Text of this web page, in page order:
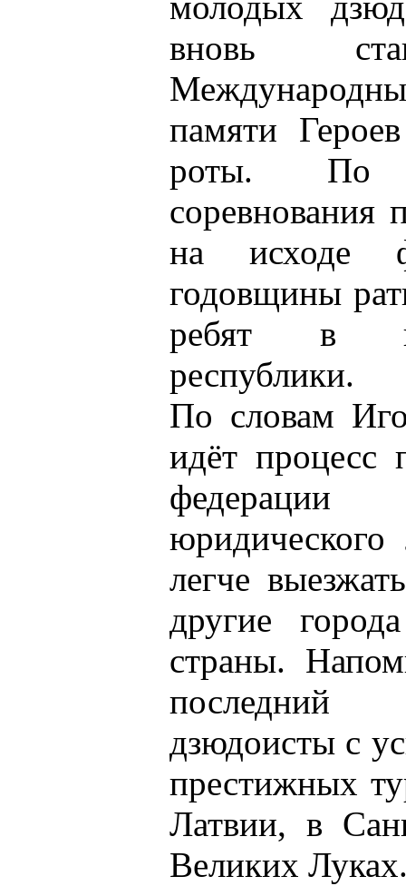
вновь
памяти
роты. По
соревнования
на исходе
годовщины
ребят в
республики.
По словам
идёт процесс
федерации
легче
другие
страны.
последний
дзюдоисты с
престижных
Латвии, в
Великих